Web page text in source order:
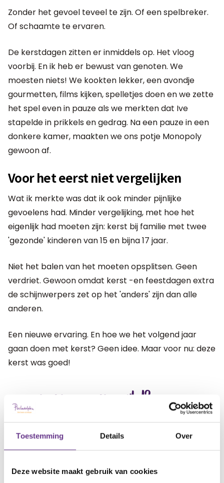
Toestemming Details Over
Deze website maakt gebruik van cookies
Zonder het gevoel teveel te zijn. Of een spelbreker.
Of schaamte te ervaren.
De kerstdagen zitten er inmiddels op. Het vloog
voorbij. En ik heb er bewust van genoten. We
moesten niets! We kookten lekker, een avondje
gourmetten, films kijken, spelletjes doen en we zette
het spel even in pauze als we merkten dat Ive
stapelde in prikkels en gedrag. Na een pauze in een
donkere kamer, maakten we ons potje Monopoly
gewoon af.
Voor het eerst niet vergelijken
Wat ik merkte was dat ik ook minder pijnlijke
gevoelens had. Minder vergelijking, met hoe het
eigenlijk had moeten zijn: kerst bij familie met twee
'gezonde' kinderen van 15 en bijna 17 jaar.
Niet het balen van het moeten opsplitsen. Geen
verdriet. Gewoon omdat kerst -en feestdagen extra
de schijnwerpers zet op het 'anders' zijn dan alle
anderen.
Een nieuwe ervaring. En hoe we het volgend jaar
gaan doen met kerst? Geen idee. Maar voor nu: deze
kerst was goed!
Wat vind je van dit artikel?